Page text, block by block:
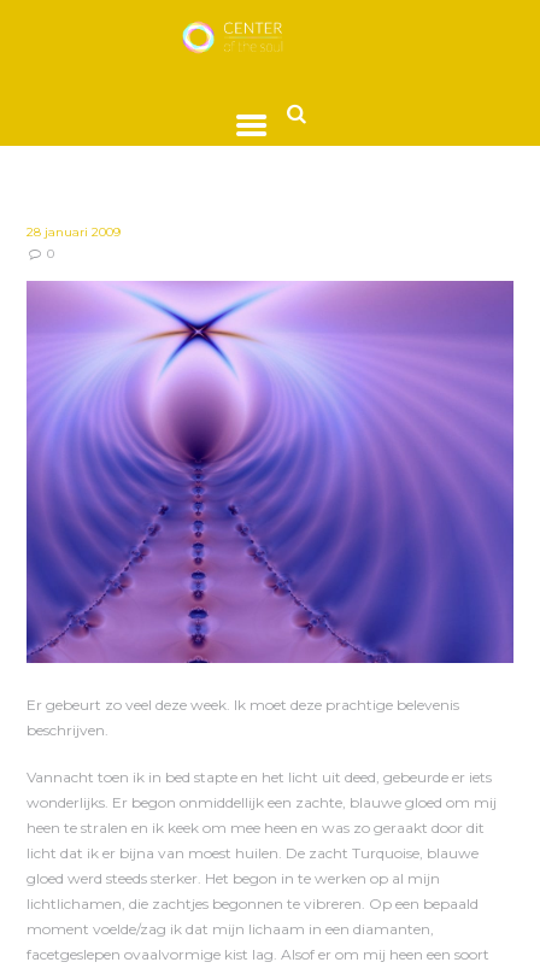
28 januari 2009
0
Er gebeurt zo veel deze week. Ik moet deze prachtige belevenis
beschrijven.
Vannacht toen ik in bed stapte en het licht uit deed, gebeurde er iets
wonderlijks. Er begon onmiddellijk een zachte, blauwe gloed om mij
heen te stralen en ik keek om mee heen en was zo geraakt door dit
licht dat ik er bijna van moest huilen. De zacht Turquoise, blauwe
gloed werd steeds sterker. Het begon in te werken op al mijn
lichtlichamen, die zachtjes begonnen te vibreren. Op een bepaald
moment voelde/zag ik dat mijn lichaam in een diamanten,
facetgeslepen ovaalvormige kist lag. Alsof er om mij heen een soort